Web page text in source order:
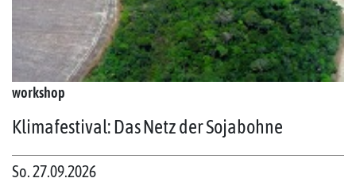
workshop
Klimafestival: Das Netz der Sojabohne
So. 27.09.2026